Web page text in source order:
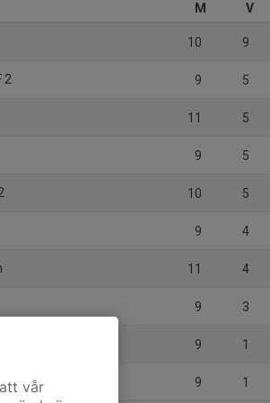
M V
10 9
2 9 5
11 5
9 5
10 5
9 4
11 4
9 3
9 1
9 1
vår